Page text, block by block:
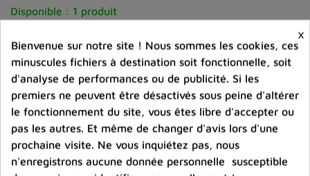
Disponible : 1 produit
Quantité : - +
Ajouter au panier
Ajouter à la comparaison
help_outline Posez une question sur ce produit
×
Bienvenue sur notre site ! Nous sommes les cookies, ces
minuscules fichiers à destination soit fonctionnelle, soit
d'analyse de performances ou de publicité. Si les
premiers ne peuvent être désactivés sous peine d'altérer
le fonctionnement du site, vous êtes libre d'accepter ou
pas les autres. Et même de changer d'avis lors d'une
prochaine visite. Ne vous inquiétez pas, nous
n'enregistrons aucune donnée personnelle susceptible